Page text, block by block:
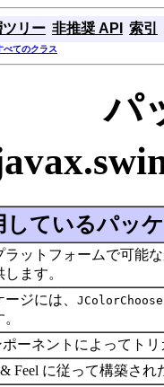
ツリー 非推奨 API 索引
べてのクラス
パ
しているパッ
ラットフォームで可能
します。
ジには、
ポーネントによってト
Feel に従って構築さ